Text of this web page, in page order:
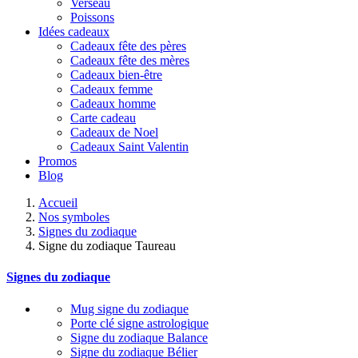
Verseau
Poissons
Idées cadeaux
Cadeaux fête des pères
Cadeaux fête des mères
Cadeaux bien-être
Cadeaux femme
Cadeaux homme
Carte cadeau
Cadeaux de Noel
Cadeaux Saint Valentin
Promos
Blog
Accueil
Nos symboles
Signes du zodiaque
Signe du zodiaque Taureau
Signes du zodiaque
Mug signe du zodiaque
Porte clé signe astrologique
Signe du zodiaque Balance
Signe du zodiaque Bélier